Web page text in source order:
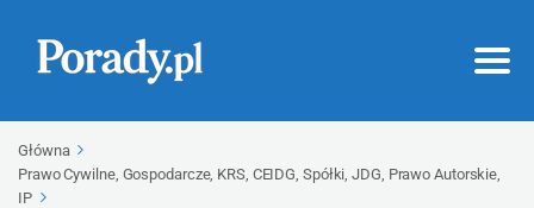
Główna
Prawo Cywilne, Gospodarcze, KRS, CEIDG, Spółki, JDG, Prawo Autorskie,
IP